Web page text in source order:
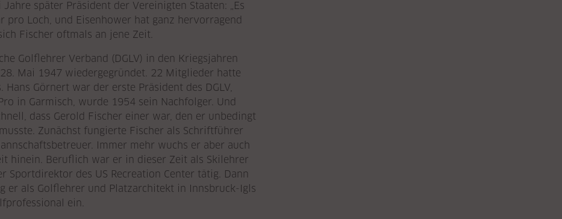
später Präsident der Vereinigten Staaten: „Es
pro Loch, und Eisenhower hat ganz hervorragend
Fischer oftmals an jene Zeit.
Golflehrer Verband (DGLV) in den Kriegsjahren
Mai 1947 wiedergegründet. 22 Mitglieder hatte
Hans Görnert war der erste Präsident des DGLV,
in Garmisch, wurde 1954 sein Nachfolger. Und
dass Gerold Fischer einer war, den er unbedingt
Zunächst fungierte Fischer als Schriftführer
Immer mehr wuchs er aber auch
hinein. Beruflich war er in dieser Zeit als Skilehrer
Sportdirektor des US Recreation Center tätig. Dann
er als Golflehrer und Platzarchitekt in Innsbruck-Igls
ein.